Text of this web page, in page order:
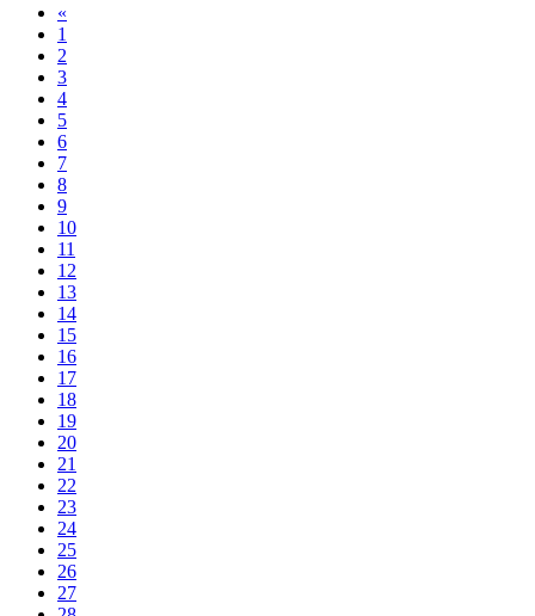
«
1
2
3
4
5
6
7
8
9
10
11
12
13
14
15
16
17
18
19
20
21
22
23
24
25
26
27